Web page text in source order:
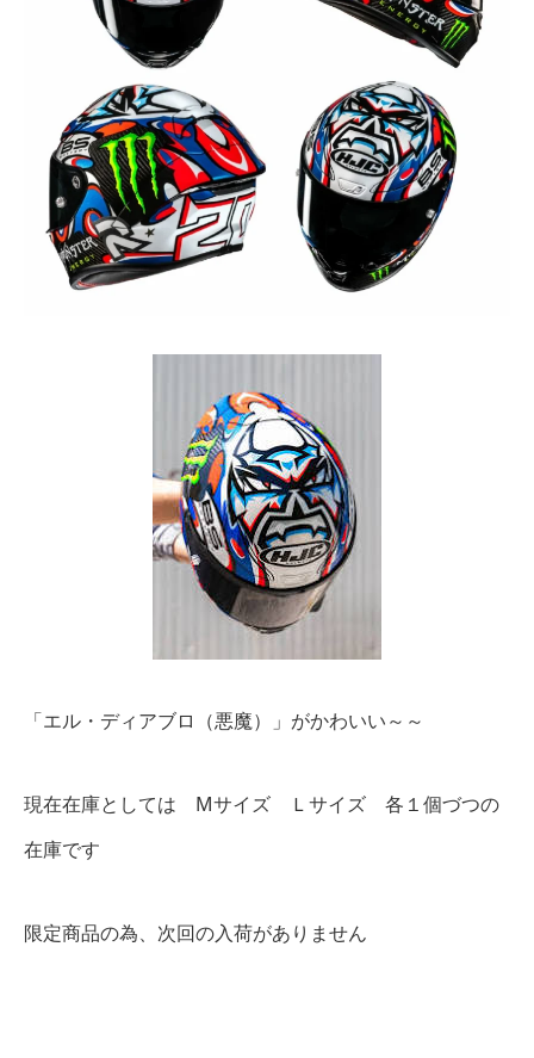
「エル・ディアブロ（悪魔）」がかわいい～～
現在在庫としては Mサイズ Ｌサイズ 各１個づつの
在庫です
限定商品の為、次回の入荷がありません